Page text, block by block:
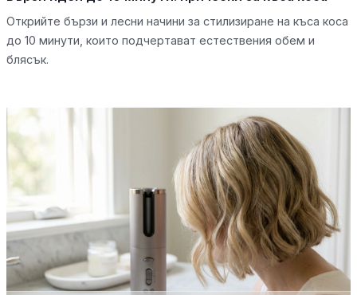
Открийте бързи и лесни начини за стилизиране на къса коса
до 10 минути, които подчертават естествения обем и
блясък.